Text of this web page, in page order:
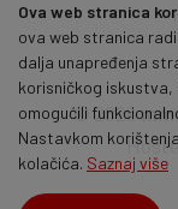
© 2026
Ova web stranica
ova web stranica
dalja unapređenja
korisničkog iskustva,
omogućili
Nastavkom
kolačića. Saznaj više